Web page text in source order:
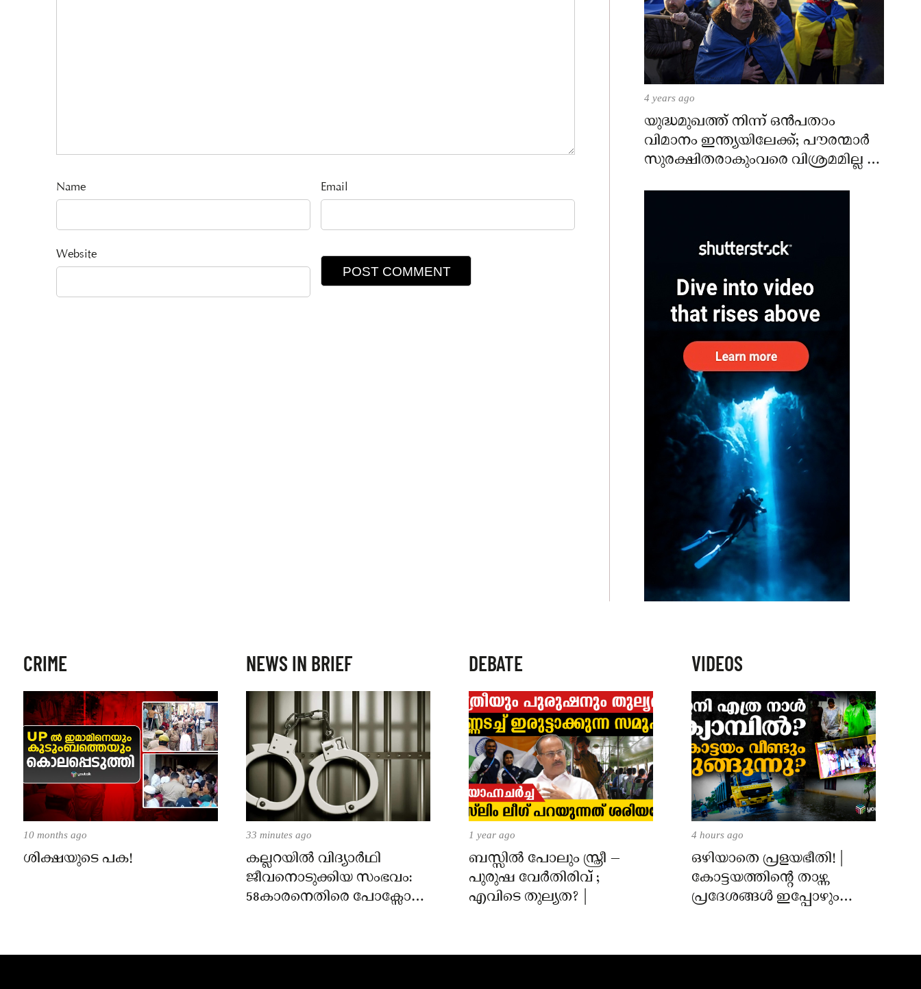
Name Email
Website
4 years ago
യുദ്ധമുഖത്ത് നിന്ന് ഒൻപതാം
വിമാനം ഇന്ത്യയിലേക്ക്; പൗരന്മാർ
സുരക്ഷിതരാകുംവരെ വിശ്രമമില്ല –
CRIME
10 months ago
ശിക്ഷയുടെ പക!
NEWS IN BRIEF
33 minutes ago
കല്ലറയിൽ വിദ്യാർഥി
ജീവനൊടുക്കിയ സംഭവം:
58കാരനെതിരെ പോക്സോ
DEBATE
1 year ago
ബസ്സിൽ പോലും സ്ത്രീ –
പുരുഷ വേർതിരിവ് ;
എവിടെ തുല്യത? |
VIDEOS
4 hours ago
ഒഴിയാതെ പ്രളയഭീതി! |
കോട്ടയത്തിന്റെ താഴ്ന്ന
പ്രദേശങ്ങൾ ഇപ്പോഴും